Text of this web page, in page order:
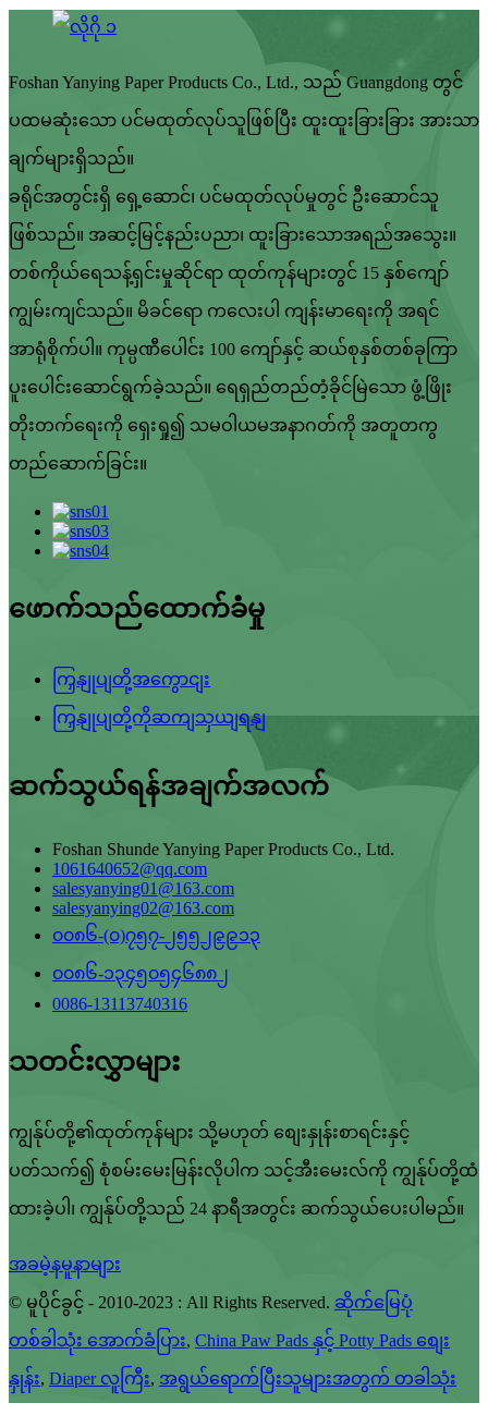
Foshan Yanying Paper Products Co., Ltd., သည် Guangdong တွင်
ပထမဆုံးသော ပင်မထုတ်လုပ်သူဖြစ်ပြီး ထူးထူးခြားခြား အားသာ
ချက်များရှိသည်။
ခရိုင်အတွင်းရှိ ရှေ့ဆောင်၊ ပင်မထုတ်လုပ်မှုတွင် ဦးဆောင်သူ
ဖြစ်သည်။ အဆင့်မြင့်နည်းပညာ၊ ထူးခြားသောအရည်အသွေး။
တစ်ကိုယ်ရေသန့်ရှင်းမှုဆိုင်ရာ ထုတ်ကုန်များတွင် 15 နှစ်ကျော်
ကျွမ်းကျင်သည်။ မိခင်ရော ကလေးပါ ကျန်းမာရေးကို အရင်
အာရုံစိုက်ပါ။ ကုမ္ပဏီပေါင်း 100 ကျော်နှင့် ဆယ်စုနှစ်တစ်ခုကြာ
ပူးပေါင်းဆောင်ရွက်ခဲ့သည်။ ရေရှည်တည်တံ့ခိုင်မြဲသော ဖွံ့ဖြိုး
တိုးတက်ရေးကို ရှေးရှု၍ သမဝါယမအနာဂတ်ကို အတူတကွ
တည်ဆောက်ခြင်း။
ဖောက်သည်ထောက်ခံမှု
ကြှနျုပျတို့အကွောငျး
ကြှနျုပျတို့ကိုဆကျသှယျရနျ
ဆက်သွယ်ရန်အချက်အလက်
Foshan Shunde Yanying Paper Products Co., Ltd.
1061640652@qq.com
salesyanying01@163.com
salesyanying02@163.com
၀၀၈၆-(၀)၇၅၇-၂၅၅၂၉၉၁၃
၀၀၈၆-၁၃၄၅၀၅၄၆၈၈၂
0086-13113740316
သတင်းလွှာများ
ကျွန်ုပ်တို့၏ထုတ်ကုန်များ သို့မဟုတ် စျေးနှုန်းစာရင်းနှင့်
ပတ်သက်၍ စုံစမ်းမေးမြန်းလိုပါက သင့်အီးမေးလ်ကို ကျွန်ုပ်တို့ထံ
ထားခဲ့ပါ၊ ကျွန်ုပ်တို့သည် 24 နာရီအတွင်း ဆက်သွယ်ပေးပါမည်။
အခမဲ့နမူနာများ
© မူပိုင်ခွင့် - 2010-2023 : All Rights Reserved. ဆိုက်မြေပုံ
တစ်ခါသုံး အောက်ခံပြား, China Paw Pads နှင့် Potty Pads စျေး
နှုန်း, Diaper လူကြီး, အရွယ်ရောက်ပြီးသူများအတွက် တခါသုံး